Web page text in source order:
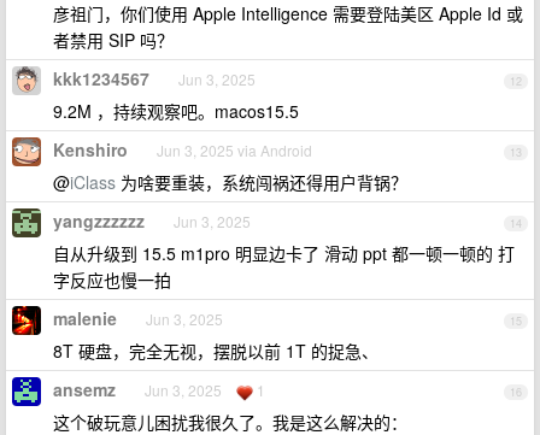
彦祖门，你们使用 Apple Intelligence 需要登陆美区 Apple Id 或
者禁用 SIP 吗？
12
kkk1234567 Jun 3, 2025
9.2M ，持续观察吧。macos15.5
13
Kenshiro Jun 3, 2025 via Android
@iClass 为啥要重装，系统闯祸还得用户背锅？
14
yangzzzzzz Jun 3, 2025
自从升级到 15.5 m1pro 明显边卡了 滑动 ppt 都一顿一顿的 打
字反应也慢一拍
15
malenie Jun 3, 2025
8T 硬盘，完全无视，摆脱以前 1T 的捉急、
16
ansemz Jun 3, 2025 1
这个破玩意儿困扰我很久了。我是这么解决的：